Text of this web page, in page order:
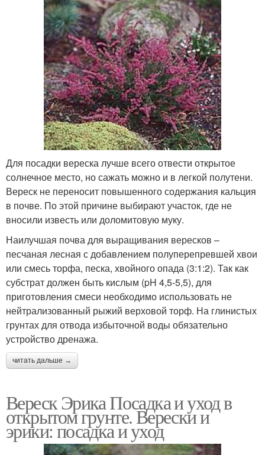
Для посадки вереска лучше всего отвести открытое
солнечное место, но сажать можно и в легкой полутени.
Вереск не переносит повышенного содержания кальция
в почве. По этой причине выбирают участок, где не
вносили известь или доломитовую муку.
Наилучшая почва для выращивания вересков –
песчаная лесная с добавлением полуперепревшей хвои
или смесь торфа, песка, хвойного опада (3:1:2). Так как
субстрат должен быть кислым (pH 4,5-5,5), для
приготовления смеси необходимо использовать не
нейтрализованный рыжий верховой торф. На глинистых
грунтах для отвода избыточной воды обязательно
устройство дренажа.
читать дальше →
Вереск Эрика Посадка и уход в
открытом грунте. Верески и
эрики: посадка и уход